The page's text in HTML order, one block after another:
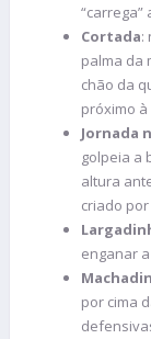
“carrega”
Cortada:
palma da
chão da
próximo à
Jornada
golpeia a
altura
criado
enganar
por cima